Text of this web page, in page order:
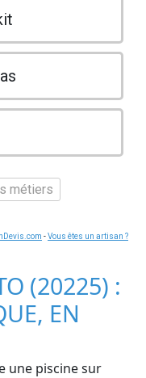
métiers
-Vous êtes un artisan ?
(20225) :
EN
une piscine sur